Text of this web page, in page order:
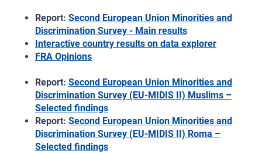
Report: Second European Union Minorities and
Discrimination Survey - Main results
Interactive country results on data explorer
FRA Opinions
Report: Second European Union Minorities and
Discrimination Survey (EU-MIDIS II) Muslims –
Selected findings
Report: Second European Union Minorities and
Discrimination Survey (EU-MIDIS II) Roma –
Selected findings